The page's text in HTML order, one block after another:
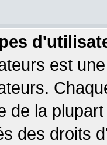
est
de la
des droits